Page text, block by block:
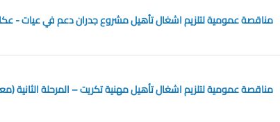
مناقصة عمومية لتلزيم اشغال تأهيل مشروع جدران دعم في عيات -
مناقصة عمومية لتلزيم اشغال تأهيل مهنية تكريت – المرحلة الثانية